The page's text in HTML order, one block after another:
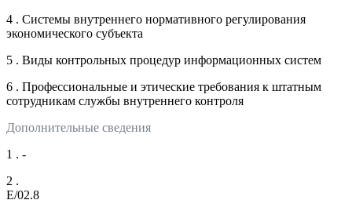
4 . Системы внутреннего нормативного регулирования
экономического субъекта
5 . Виды контрольных процедур информационных систем
6 . Профессиональные и этические требования к штатным
сотрудникам службы внутреннего контроля
Дополнительные сведения
1 . -
2 .
E/02.8